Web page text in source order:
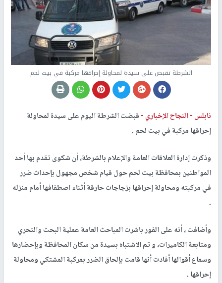
الشرطة تقبض على سيدة لمحاولة إحراقها مركبة في بيت لحم
نابلس -النجاح الإخباري -قبضت الشرطة اليوم على سيدة لمحاولة
إحراقها مركبة في بيت لحم .
وذكرت إدارة العلاقات العامة والإعلام بالشرطة، أن شكوى تقدم بها أحد
المواطنين بمحافظة بيت لحم حول قيام شخص مجهول بإحداث ضرر
في مركبته ومحاولة إحراقها بزجاجات حارقة أثناء اصطفافها أمام منزله
.
وأضافت ، أنه على الفور باشرت المباحث العامة عملية البحث والتحري
ومتابعة الكاميرات، و تم الاشتباه بسيدة من سكان المحافظة وبإحضارها
وسماع أقوالها أفادت أنها قامت بإلحاق الضرر بمركبة المشتكي ومحاولة
إحراقها .